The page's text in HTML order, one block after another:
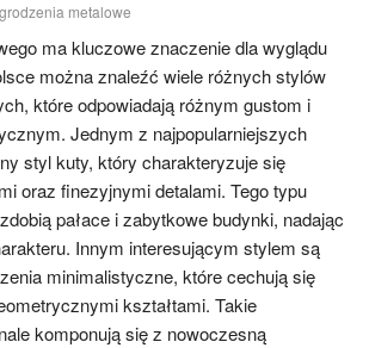
metalowe
ma kluczowe znaczenie dla wyglądu
można znaleźć wiele różnych stylów
które odpowiadają różnym gustom i
Jednym z najpopularniejszych
styl kuty, który charakteryzuje się
oraz finezyjnymi detalami. Tego typu
pałace i zabytkowe budynki, nadając
Innym interesującym stylem są
minimalistyczne, które cechują się
kształtami. Takie
komponują się z nowoczesną